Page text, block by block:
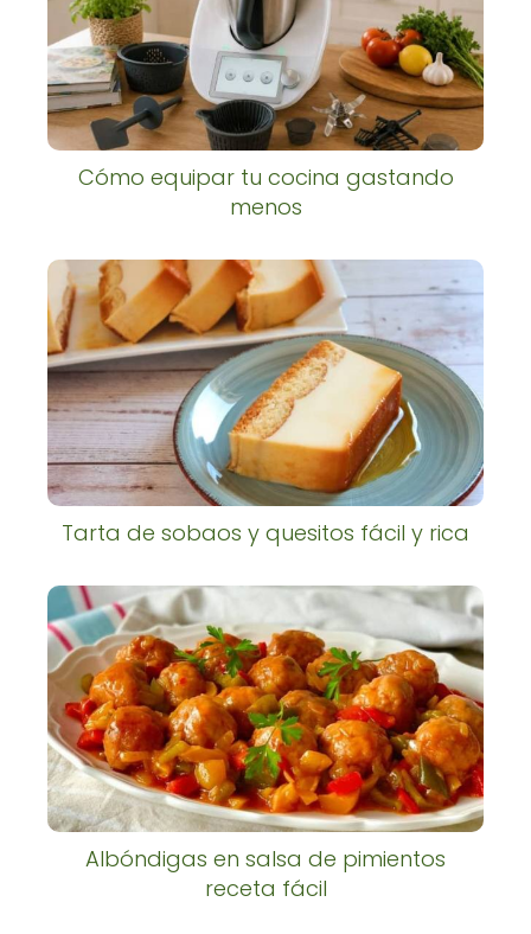
Cómo equipar tu cocina gastando
menos
Tarta de sobaos y quesitos fácil y rica
Albóndigas en salsa de pimientos
receta fácil